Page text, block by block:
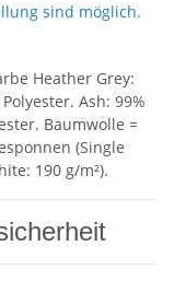
sind möglich.
Heather Grey:
Ash: 99%
Baumwolle =
(Single
190 g/m²).